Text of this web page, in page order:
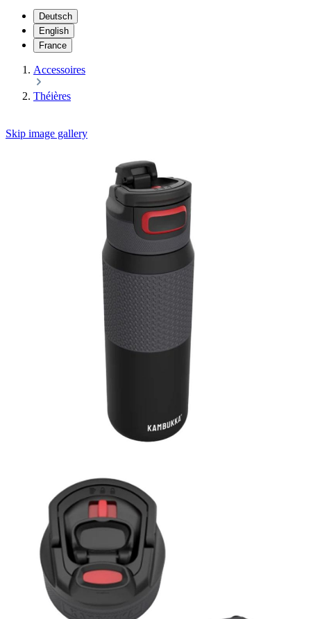
Deutsch
English
France
Accessoires
Théières
Skip image gallery